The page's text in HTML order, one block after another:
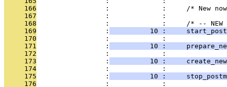
     166
:             :     /* New
     167
                 :             :
     168
:             :     /* -- NEW
     169
                 :
10 :
     170
                 :             :
     171
                 :
10 :
     172
                 :             :
     173
                 :
10 :
     174
                 :             :
     175
                 :
10 :
     176
                 :             :